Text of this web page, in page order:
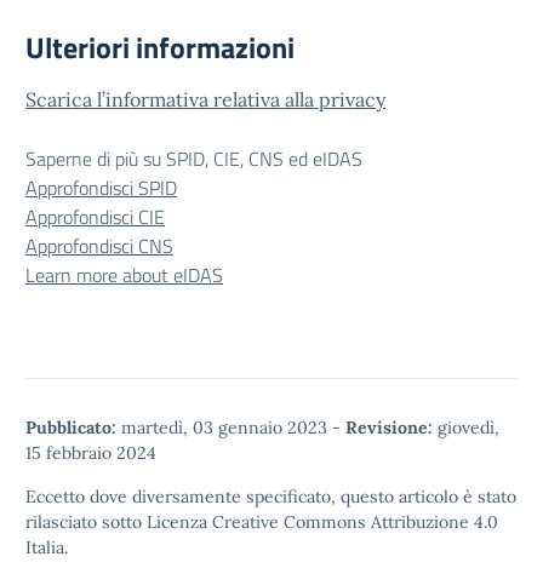
Ulteriori informazioni
Scarica l’informativa relativa alla privacy
Saperne di più su SPID, CIE, CNS ed eIDAS
Approfondisci SPID
Approfondisci CIE
Approfondisci CNS
Learn more about eIDAS
Pubblicato: martedì, 03 gennaio 2023 - Revisione: giovedì,
15 febbraio 2024
Eccetto dove diversamente specificato, questo articolo è stato
rilasciato sotto Licenza Creative Commons Attribuzione 4.0
Italia.